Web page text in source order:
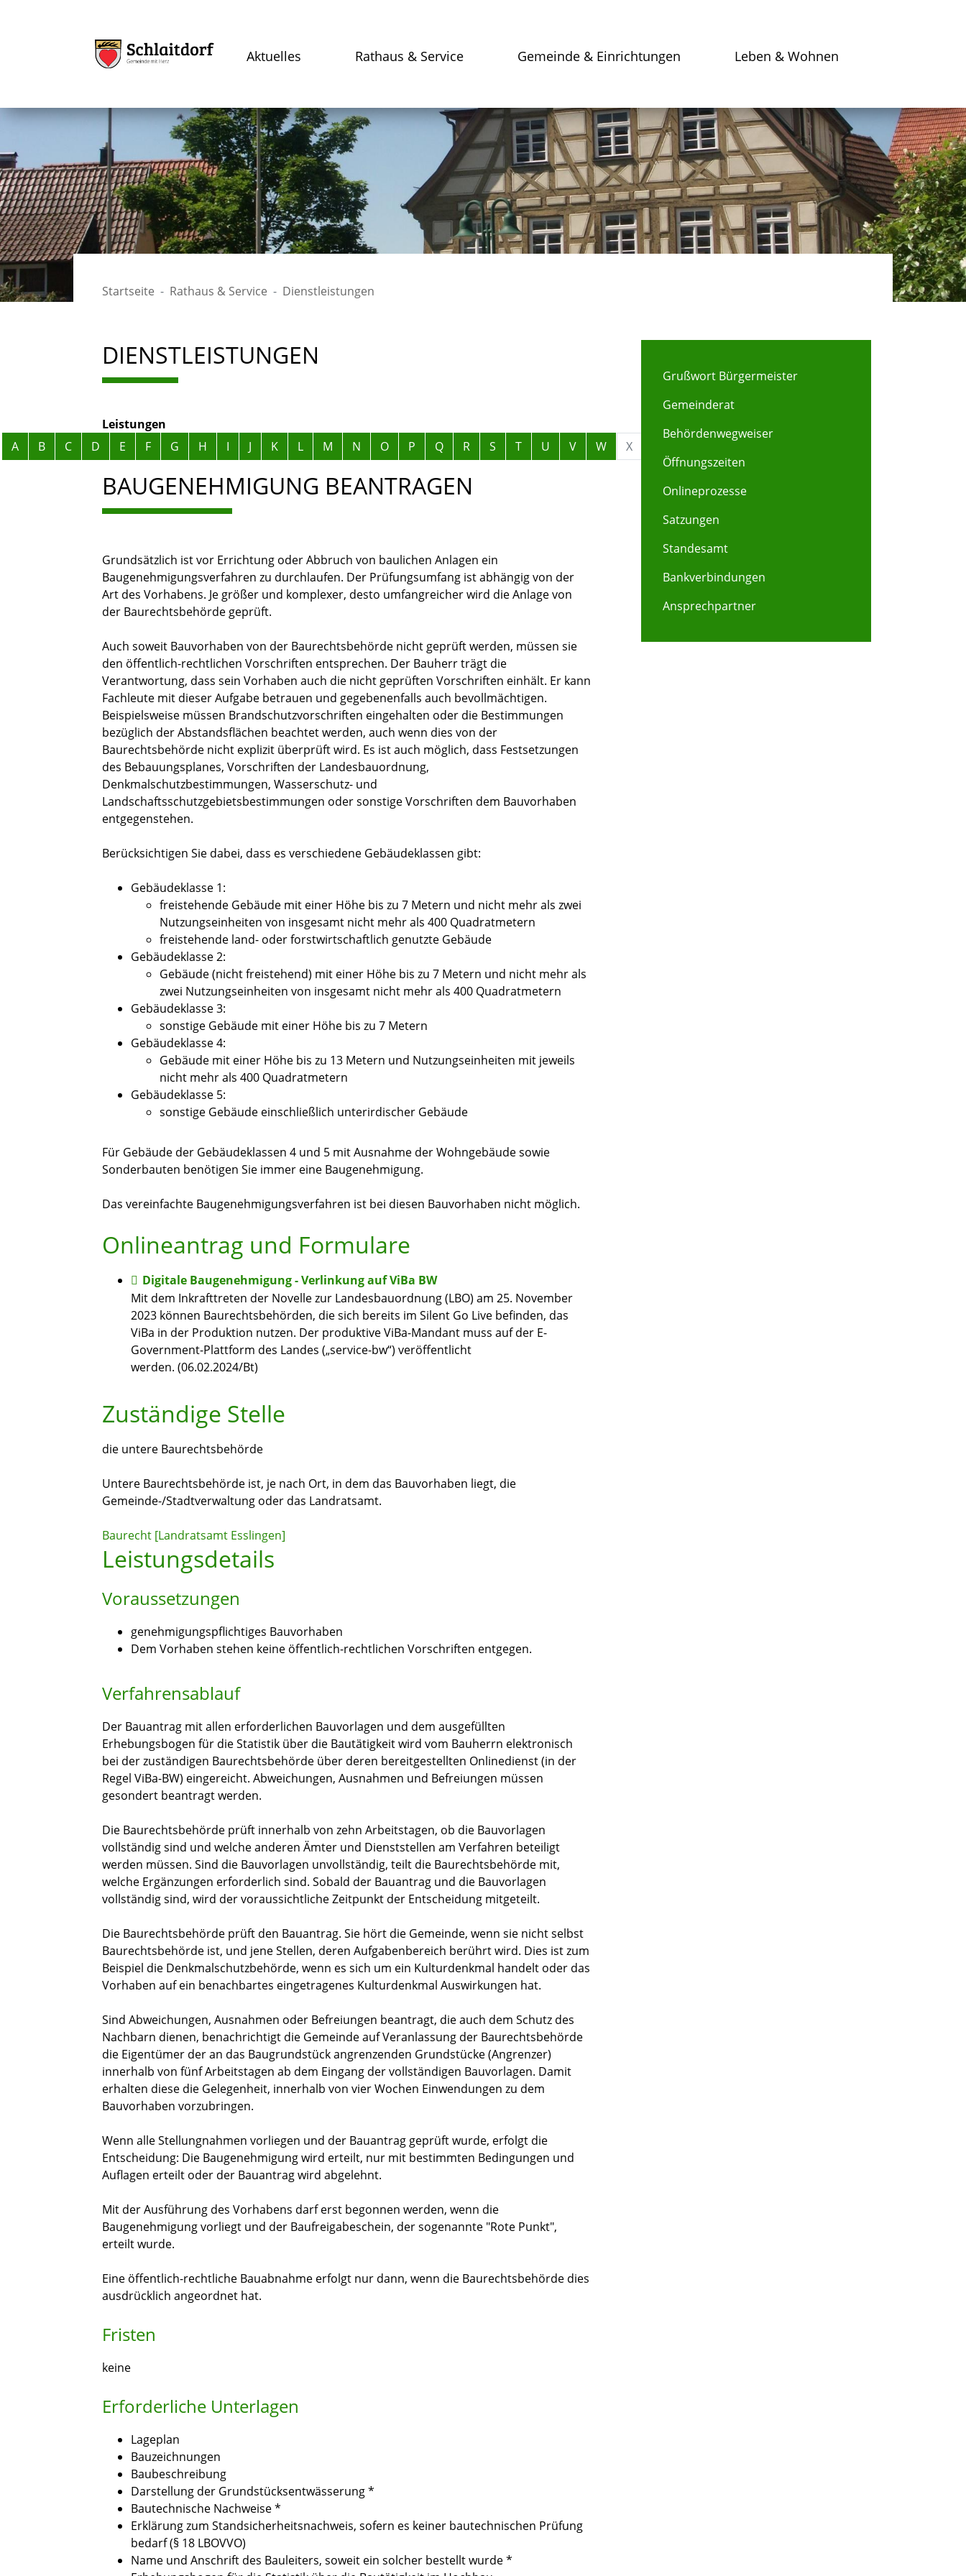
Aktuelles Rathaus & Service Gemeinde & Einrichtungen Leben & Wohnen
Startseite Rathaus & Service Dienstleistungen
DIENSTLEISTUNGEN
Leistungen
Alphabetisches Register überspringen
A B C D E F G H I J K L M N O P Q R S T U V W X
BAUGENEHMIGUNG BEANTRAGEN
Grundsätzlich ist vor Errichtung oder Abbruch von baulichen Anlagen ein
Baugenehmigungsverfahren zu durchlaufen. Der Prüfungsumfang ist abhängig von der
Art des Vorhabens. Je größer und komplexer, desto umfangreicher wird die Anlage von
der Baurechtsbehörde geprüft.
Auch soweit Bauvorhaben von der Baurechtsbehörde nicht geprüft werden, müssen sie
den öffentlich-rechtlichen Vorschriften entsprechen. Der Bauherr trägt die
Verantwortung, dass sein Vorhaben auch die nicht geprüften Vorschriften einhält. Er kann
Fachleute mit dieser Aufgabe betrauen und gegebenenfalls auch bevollmächtigen.
Beispielsweise müssen Brandschutzvorschriften eingehalten oder die Bestimmungen
bezüglich der Abstandsflächen beachtet werden, auch wenn dies von der
Baurechtsbehörde nicht explizit überprüft wird. Es ist auch möglich, dass Festsetzungen
des Bebauungsplanes, Vorschriften der Landesbauordnung,
Denkmalschutzbestimmungen, Wasserschutz- und
Landschaftsschutzgebietsbestimmungen oder sonstige Vorschriften dem Bauvorhaben
entgegenstehen.
Berücksichtigen Sie dabei, dass es verschiedene Gebäudeklassen gibt:
Gebäudeklasse 1:
freistehende Gebäude mit einer Höhe bis zu 7 Metern und nicht mehr als zwei
Nutzungseinheiten von insgesamt nicht mehr als 400 Quadratmetern
freistehende land- oder forstwirtschaftlich genutzte Gebäude
Gebäudeklasse 2:
Gebäude (nicht freistehend) mit einer Höhe bis zu 7 Metern und nicht mehr als
zwei Nutzungseinheiten von insgesamt nicht mehr als 400 Quadratmetern
Gebäudeklasse 3:
sonstige Gebäude mit einer Höhe bis zu 7 Metern
Gebäudeklasse 4:
Gebäude mit einer Höhe bis zu 13 Metern und Nutzungseinheiten mit jeweils
nicht mehr als 400 Quadratmetern
Gebäudeklasse 5:
sonstige Gebäude einschließlich unterirdischer Gebäude
Für Gebäude der Gebäudeklassen 4 und 5 mit Ausnahme der Wohngebäude sowie
Sonderbauten benötigen Sie immer eine Baugenehmigung.
Das vereinfachte Baugenehmigungsverfahren ist bei diesen Bauvorhaben nicht möglich.
Onlineantrag und Formulare
Digitale Baugenehmigung - Verlinkung auf ViBa BW
Mit dem Inkrafttreten der Novelle zur Landesbauordnung (LBO) am 25. November
2023 können Baurechtsbehörden, die sich bereits im Silent Go Live befinden, das
ViBa in der Produktion nutzen. Der produktive ViBa-Mandant muss auf der E-
Government-Plattform des Landes („service-bw“) veröffentlicht
werden. (06.02.2024/Bt)
Zuständige Stelle
die untere Baurechtsbehörde
Untere Baurechtsbehörde ist, je nach Ort, in dem das Bauvorhaben liegt, die
Gemeinde-/Stadtverwaltung oder das Landratsamt.
Baurecht [Landratsamt Esslingen]
Leistungsdetails
Voraussetzungen
genehmigungspflichtiges Bauvorhaben
Dem Vorhaben stehen keine öffentlich-rechtlichen Vorschriften entgegen.
Verfahrensablauf
Der Bauantrag mit allen erforderlichen Bauvorlagen und dem ausgefüllten
Erhebungsbogen für die Statistik über die Bautätigkeit wird vom Bauherrn elektronisch
bei der zuständigen Baurechtsbehörde über deren bereitgestellten Onlinedienst (in der
Regel ViBa-BW) eingereicht. Abweichungen, Ausnahmen und Befreiungen müssen
gesondert beantragt werden.
Die Baurechtsbehörde prüft innerhalb von zehn Arbeitstagen, ob die Bauvorlagen
vollständig sind und welche anderen Ämter und Dienststellen am Verfahren beteiligt
werden müssen. Sind die Bauvorlagen unvollständig, teilt die Baurechtsbehörde mit,
welche Ergänzungen erforderlich sind. Sobald der Bauantrag und die Bauvorlagen
vollständig sind, wird der voraussichtliche Zeitpunkt der Entscheidung mitgeteilt.
Die Baurechtsbehörde prüft den Bauantrag. Sie hört die Gemeinde, wenn sie nicht selbst
Baurechtsbehörde ist, und jene Stellen, deren Aufgabenbereich berührt wird. Dies ist zum
Beispiel die Denkmalschutzbehörde, wenn es sich um ein Kulturdenkmal handelt oder das
Vorhaben auf ein benachbartes eingetragenes Kulturdenkmal Auswirkungen hat.
Sind Abweichungen, Ausnahmen oder Befreiungen beantragt, die auch dem Schutz des
Nachbarn dienen, benachrichtigt die Gemeinde auf Veranlassung der Baurechtsbehörde
die Eigentümer der an das Baugrundstück angrenzenden Grundstücke (Angrenzer)
innerhalb von fünf Arbeitstagen ab dem Eingang der vollständigen Bauvorlagen. Damit
erhalten diese die Gelegenheit, innerhalb von vier Wochen Einwendungen zu dem
Bauvorhaben vorzubringen.
Wenn alle Stellungnahmen vorliegen und der Bauantrag geprüft wurde, erfolgt die
Entscheidung: Die Baugenehmigung wird erteilt, nur mit bestimmten Bedingungen und
Auflagen erteilt oder der Bauantrag wird abgelehnt.
Mit der Ausführung des Vorhabens darf erst begonnen werden, wenn die
Baugenehmigung vorliegt und der Baufreigabeschein, der sogenannte "Rote Punkt",
erteilt wurde.
Eine öffentlich-rechtliche Bauabnahme erfolgt nur dann, wenn die Baurechtsbehörde dies
ausdrücklich angeordnet hat.
Fristen
keine
Erforderliche Unterlagen
Lageplan
Bauzeichnungen
Baubeschreibung
Darstellung der Grundstücksentwässerung *
Bautechnische Nachweise *
Erklärung zum Standsicherheitsnachweis, sofern es keiner bautechnischen Prüfung
bedarf (§ 18 LBOVVO)
Name und Anschrift des Bauleiters, soweit ein solcher bestellt wurde *
Grußwort Bürgermeister
Gemeinderat
Behördenwegweiser
Öffnungszeiten
Onlineprozesse
Satzungen
Standesamt
Bankverbindungen
Ansprechpartner